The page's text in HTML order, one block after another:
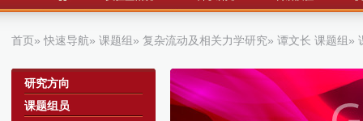
首页»快速导航» 课题组» 复杂流动及相关力学研究» 谭文长 课题组»
a
研究方向
课题组员